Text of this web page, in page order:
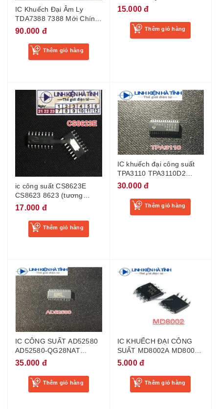
IC Khuếch Đại Âm Ly
TDA7388 7388 Mới Chính
Hãng 100%
90.000 đ
Thêm giỏ hàng
TDA 7057 ZIP-13 Mới
15.000 đ
Thêm giỏ hàng
ic công suất CS8623E
CS8623 8623 (tương
đương CS8622E) mới
17.000 đ
Thêm giỏ hàng
IC khuếch đại công suất
TPA3110 TPA3110D2
TPA3110LD2
30.000 đ
Thêm giỏ hàng
IC CÔNG SUẤT AD52580
AD52580-QG28NAT
52580 MỚI
35.000 đ
Thêm giỏ hàng
IC KHUẾCH ĐẠI CÔNG
SUẤT MD8002A MD8002
8002A 8002 3W SOP-8
5.000 đ
Thêm giỏ hàng